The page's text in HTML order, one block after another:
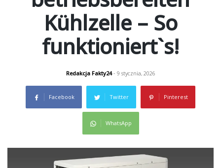
Kühlzelle – So
funktioniert`s!
Redakcja Fakty24- 9 stycznia, 2026
Facebook Twitter Pinterest
WhatsApp